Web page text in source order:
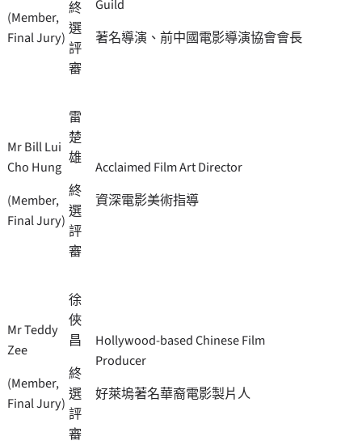
(Member,
Final Jury)
終
選
評
審
Guild
著名導演、前中國電影導演協會會長
Mr Bill Lui
Cho Hung
(Member,
Final Jury)
雷
楚
雄
終
選
評
審
Acclaimed Film Art Director
資深電影美術指導
Mr Teddy
Zee
(Member,
Final Jury)
徐
俠
昌
終
選
評
審
Hollywood-based Chinese Film
Producer
好萊塢著名華裔電影製片人